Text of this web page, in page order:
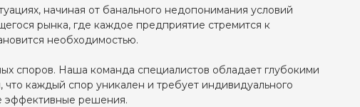
начиная от банального недопонимания условий
рынка, где каждое предприятие стремится к
необходимостью.
споров. Наша команда специалистов обладает глубокими
каждый спор уникален и требует индивидуального
эффективные решения.